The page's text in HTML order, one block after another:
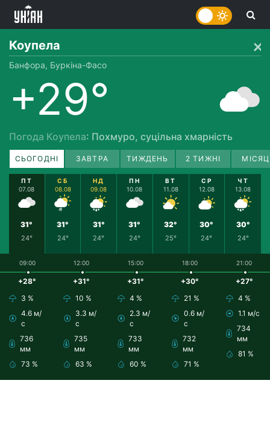
Коупела
Банфора, Буркіна-Фасо
+29°
Погода Коупела: Похмуро, суцільна хмарність
СЬОГОДНІ ЗАВТРА ТИЖДЕНЬ 2 ТИЖНІ
ПТ
07.08
31°
24°
СБ
08.08
31°
24°
НД
09.08
31°
24°
ПН
10.08
31°
24°
ВТ
11.08
32°
25°
СР
12.08
30°
24°
ЧТ
13.08
30°
24°
09:00
+28°
3 %
4.6 м/
с
736
мм
73 %
12:00
+31°
10 %
3.3 м/
с
735
мм
63 %
15:00
+31°
4 %
2.3 м/
с
733
мм
60 %
18:00
+30°
21 %
0.6 м/
с
732
мм
71 %
21:00
+27°
4 %
1.1 м/с
734
мм
81 %